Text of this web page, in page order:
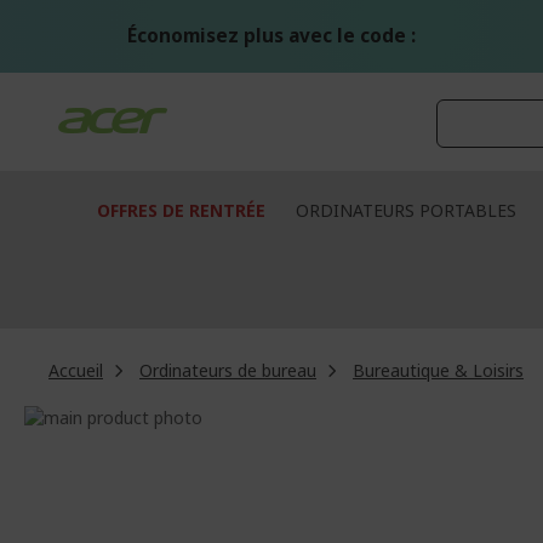
Économisez plus avec le code :
OFFRES DE RENTRÉE ORDINATEURS PORTABLES
Accueil Ordinateurs de bureau
Bureautique & Loisirs
Passer